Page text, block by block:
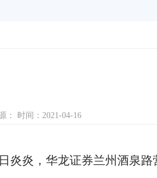
： 时间：2021-04-16
炎炎，华龙证券兰州酒泉